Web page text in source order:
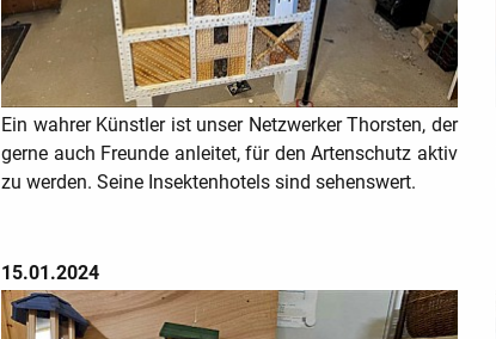
Ein wahrer Künstler ist unser Netzwerker Thorsten, der
gerne auch Freunde anleitet, für den Artenschutz aktiv
zu werden. Seine Insektenhotels sind sehenswert.
15.01.2024